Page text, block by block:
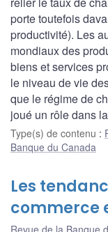
porte toutefois
productivité). Les
mondiaux des
biens et services
le niveau de vie
que le régime de
joué un rôle dans
Type(s) de contenu :
Banque du Canada
Les
commerce
Revue de la Banque